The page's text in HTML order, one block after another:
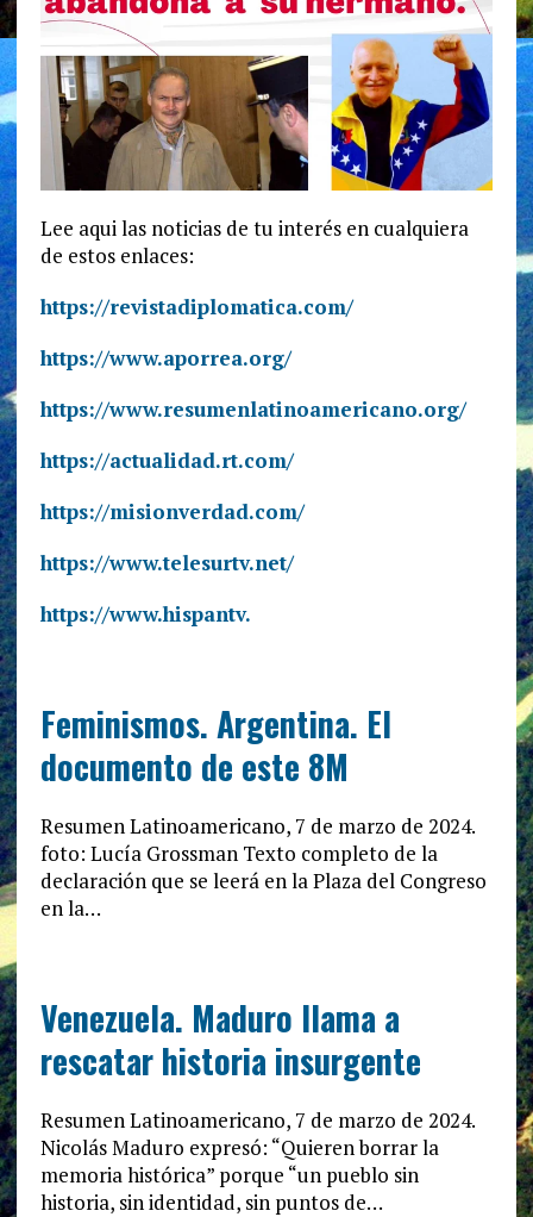
Lee aqui las noticias de tu interés en cualquiera
de estos enlaces:
https://revistadiplomatica.com/
https://www.aporrea.org/
https://www.resumenlatinoamericano.org/
https://actualidad.rt.com/
https://misionverdad.com/
https://www.telesurtv.net/
https://www.hispantv.
Feminismos. Argentina. El
documento de este 8M
Resumen Latinoamericano, 7 de marzo de 2024.
foto: Lucía Grossman Texto completo de la
declaración que se leerá en la Plaza del Congreso
en la…
Venezuela. Maduro llama a
rescatar historia insurgente
Resumen Latinoamericano, 7 de marzo de 2024.
Nicolás Maduro expresó: “Quieren borrar la
memoria histórica” porque “un pueblo sin
historia, sin identidad, sin puntos de…